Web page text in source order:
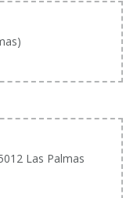
Las Palmas